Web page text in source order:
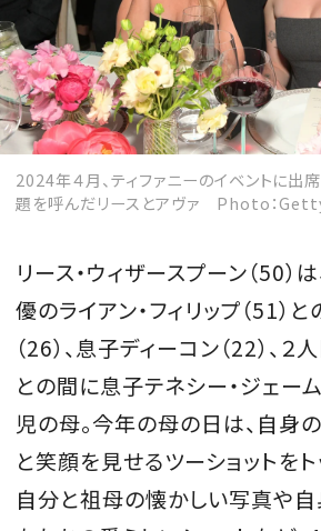
2024年４月、ティファニーのイベントに出席
題を呼んだリースとアヴァ Photo：
リース・ウィザースプーン（50）
優のライアン・フィリップ（51）
（26）、息子ディーコン（22）、２
との間に息子テネシー・ジェーム
児の母。今年の母の日は、自身の
と笑顔を見せるツーショットを
自分と祖母の懐かしい写真や